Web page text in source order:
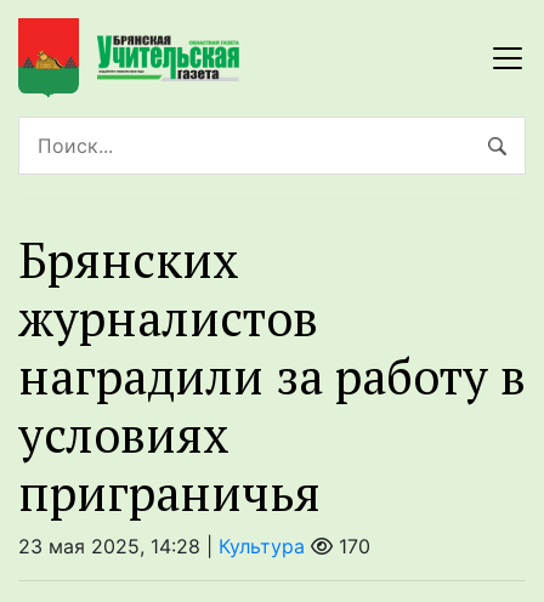
Брянских
журналистов
наградили за работу в
условиях
приграничья
23 мая 2025, 14:28 | Культура 170